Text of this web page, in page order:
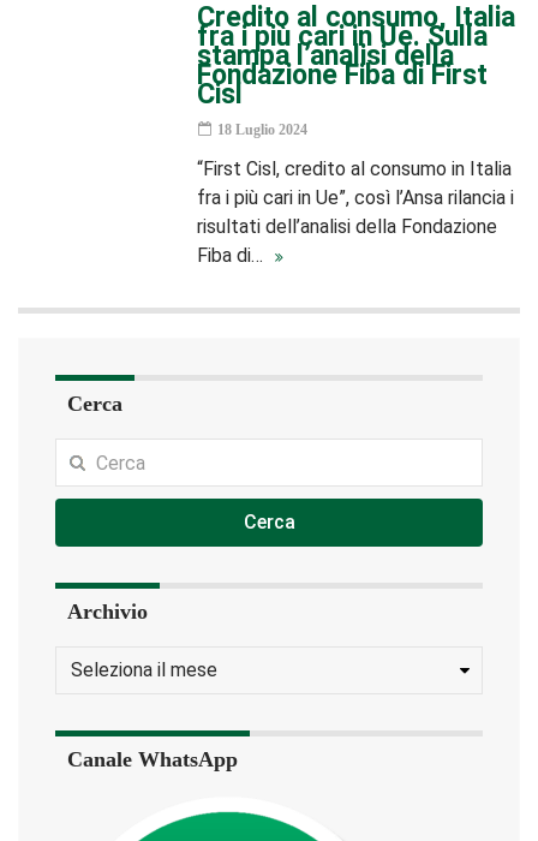
Credito al consumo, Italia
fra i più cari in Ue. Sulla
stampa l’analisi della
Fondazione Fiba di First
Cisl
18 Luglio 2024
“First Cisl, credito al consumo in Italia
fra i più cari in Ue”, così l’Ansa rilancia i
risultati dell’analisi della Fondazione
Fiba di…
Cerca
Cerca
Archivio
Canale WhatsApp